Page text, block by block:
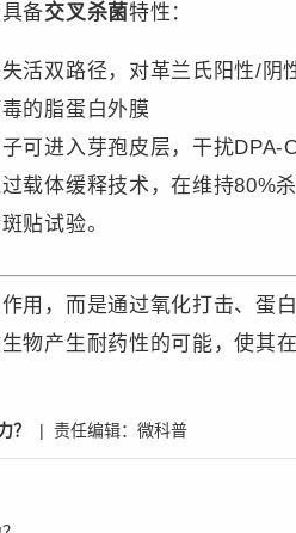
备​交叉杀菌​特性：
活双路径，对革兰氏阳性/阴
的脂蛋白外膜
可进入芽孢皮层，干扰DPA-
载体缓释技术，在维持80%
贴试验。
用，而是通过氧化打击、蛋
物产生耐药性的可能，使其
？ | 责任编辑： 微科普